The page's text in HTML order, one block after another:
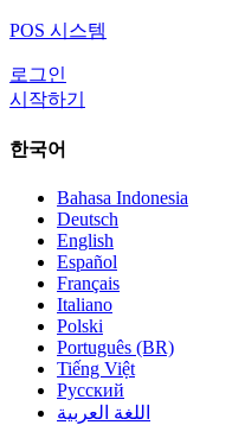
POS 시스템
로그인
시작하기
한국어
Bahasa Indonesia
Deutsch
English
Español
Français
Italiano
Polski
Português (BR)
Tiếng Việt
Русский
اللغة العربية